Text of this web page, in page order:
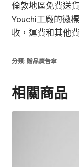
倫敦地區免費送
Youchi工廠的徽
收，運費和其他
分類: 贈品廣告傘
相關商品